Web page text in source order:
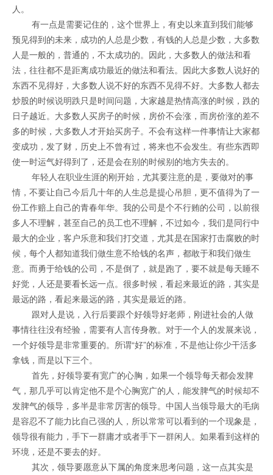
人。
有一点是需要记住的，这个世界上，有史以来直到我们能够
预见得到的未来，成功的人总是少数，有钱的人总是少数，大多数
人是一般的，普通的，不太成功的。因此，大多数人的做法和看
法，往往都不是距离成功最近的做法和看法。因此大多数人说好的
东西不见得好，大多数人说不好的东西不见得不好。大多数人都去
炒股的时候说明跌只是时间问题，大家越是热情高涨的时候，跌的
日子越近。大多数人买房子的时候，房价不会涨，而房价涨的差不
多的时候，大多数人才开始买房子。不会有这样一件事情让大家都
变成功，发了财，历史上不曾有过，将来也不会发生。有些东西即
使一时运气好得到了，还是会在别的时候别的地方失去的。
年轻人在职业生涯的刚开始，尤其要注意的是，要做对的事
情，不要让自己今后几十年的人生总是提心吊胆，更不值得为了一
份工作赔上自己的青春年华。我的公司是个不行贿的公司，以前很
多人不理解，甚至自己的员工也不理解，不过如今，我们是同行中
最大的企业，客户乐意和我们打交道，尤其是在国家打击腐败的时
候，每个人都知道我们做生意不给钱的名声，都敢于和我们做生
意。而勇于给钱的公司，不是倒了，就是跑了，要不就是每天睡不
好觉，人还是要看长远一点。很多时候，看起来最近的路，其实是
最远的路，看起来最远的路，其实是最近的路。
跟对人是说，入行后要跟个好领导好老师，刚进社会的人做
事情往往没有经验，需要有人言传身教。对于一个人的发展来说，
一个好领导是非常重要的。所谓“好”的标准，不是他让你少干活多
拿钱，而是以下三个。
首先，好领导要有宽广的心胸，如果一个领导每天都会发脾
气，那几乎可以肯定他不是个心胸宽广的人，能发脾气的时候却不
发脾气的领导，多半是非常厉害的领导。中国人当领导最大的毛病
是容忍不了能力比自己强的人，所以常常可以看到的一个现象是，
领导很有能力，手下一群庸才或者手下一群闲人。如果看到这样的
环境，还是不要去的好。
其次，领导要愿意从下属的角度来思考问题，这一点其实是